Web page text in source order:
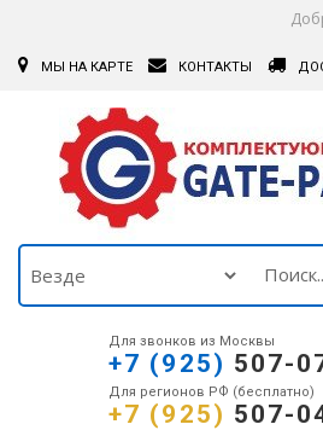
МЫ НА КАРТЕ КОНТАКТЫ
Для звонков из Москвы
+7 (925) 507-
Для регионов РФ (бесплатно)
+7 (925) 507-